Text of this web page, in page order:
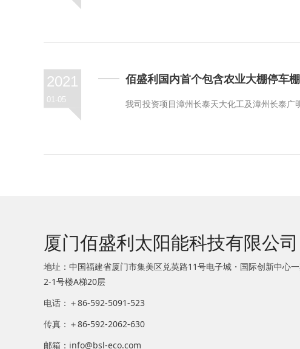
2021
01-05
佰盛利国内首个包含农业大棚停车
我司投资项目漳州长泰天大化工及漳州长泰广
厦门佰盛利太阳能科技有限公司
地址：中国福建省厦门市集美区兑英路11号电子城・国际创新中心
2-1号楼A梯20层
电话：＋86-592-5091-523
传真：＋86-592-2062-630
邮箱：info@bsl-eco.com